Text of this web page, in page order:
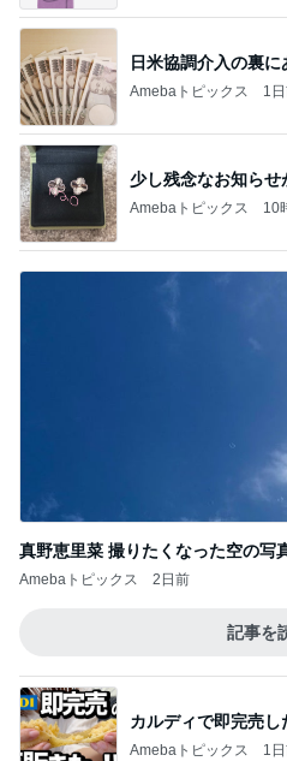
日米協調介入の裏に
Amebaトピックス 1
少し残念なお知らせ
Amebaトピックス 10
真野恵里菜 撮りたくなった空の写
Amebaトピックス 2日前
記事を
カルディで即完売し
Amebaトピックス 1